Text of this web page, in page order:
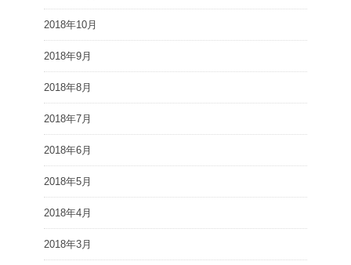
2018年10月
2018年9月
2018年8月
2018年7月
2018年6月
2018年5月
2018年4月
2018年3月